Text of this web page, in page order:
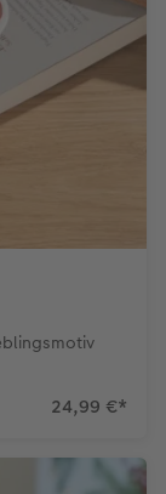
24,99 €*